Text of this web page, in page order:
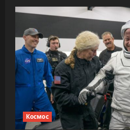
Космос